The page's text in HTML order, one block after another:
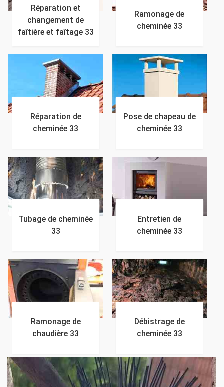
Réparation et
changement de
faîtière et faîtage 33
Ramonage de
cheminée 33
Réparation de
cheminée 33
Pose de chapeau de
cheminée 33
Tubage de cheminée
33
Entretien de
cheminée 33
Ramonage de
chaudière 33
Débistrage de
cheminée 33